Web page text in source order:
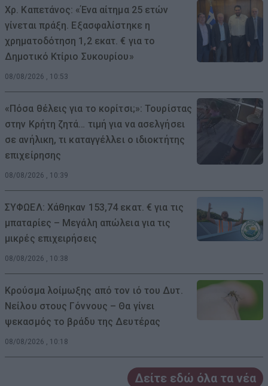
Χρ. Καπετάνος: «Ένα αίτημα 25 ετών
γίνεται πράξη. Εξασφαλίστηκε η
χρηματοδότηση 1,2 εκατ. € για το
Δημοτικό Κτίριο Συκουρίου»
08/08/2026 , 10:53
«Πόσα θέλεις για το κορίτσι;»: Τουρίστας
στην Κρήτη ζητά… τιμή για να ασελγήσει
σε ανήλικη, τι καταγγέλλει ο ιδιοκτήτης
επιχείρησης
08/08/2026 , 10:39
ΣΥΦΩΕΛ: Χάθηκαν 153,74 εκατ. € για τις
μπαταρίες – Μεγάλη απώλεια για τις
μικρές επιχειρήσεις
08/08/2026 , 10:38
Κρούσμα λοίμωξης από τον ιό του Δυτ.
Νείλου στους Γόννους – Θα γίνει
ψεκασμός το βράδυ της Δευτέρας
08/08/2026 , 10:18
Δείτε εδώ όλα τα νέα